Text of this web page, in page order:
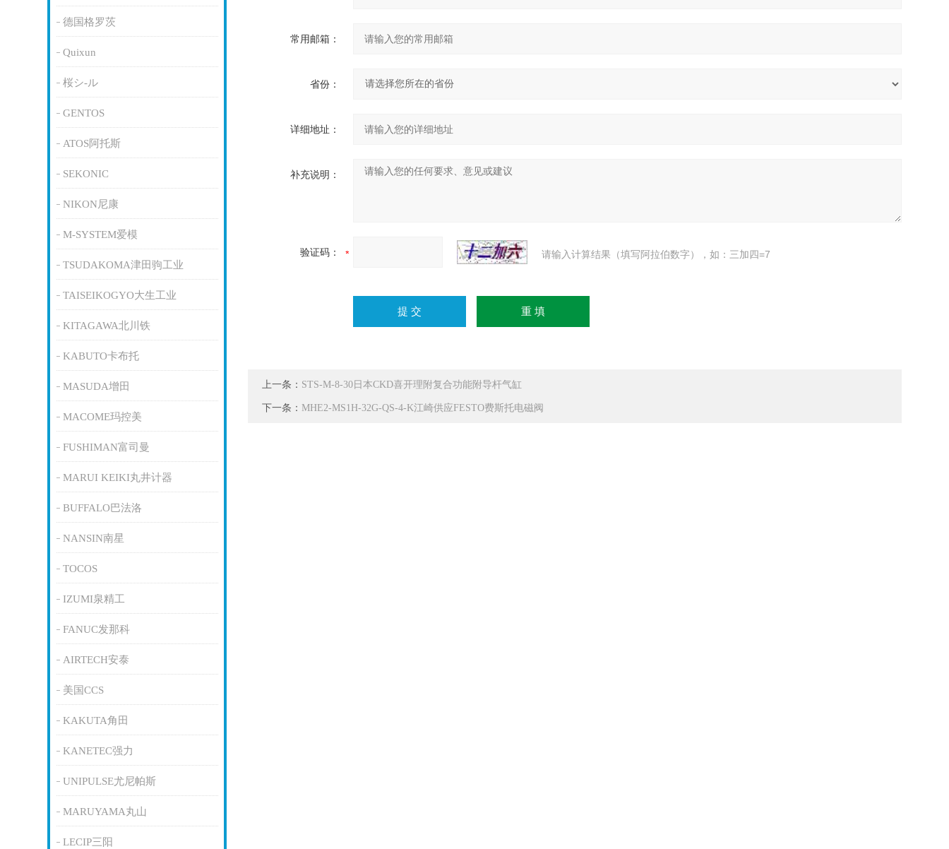
德国格罗茨
Quixun
桜シ-ル
GENTOS
ATOS阿托斯
SEKONIC
NIKON尼康
M-SYSTEM爱模
TSUDAKOMA津田驹工业
TAISEIKOGYO大生工业
KITAGAWA北川铁
KABUTO卡布托
MASUDA增田
MACOME玛控美
FUSHIMAN富司曼
MARUI KEIKI丸井计器
BUFFALO巴法洛
NANSIN南星
TOCOS
IZUMI泉精工
FANUC发那科
AIRTECH安泰
美国CCS
KAKUTA角田
KANETEC强力
UNIPULSE尤尼帕斯
MARUYAMA丸山
LECIP三阳
常用邮箱：
省份：
详细地址：
补充说明：
验证码： 请输入计算结果（填写阿拉伯数字），如：三加四=7
上一条： STS-M-8-30日本CKD喜开理附复合功能附导杆气缸
下一条： MHE2-MS1H-32G-QS-4-K江崎供应FESTO费斯托电磁阀